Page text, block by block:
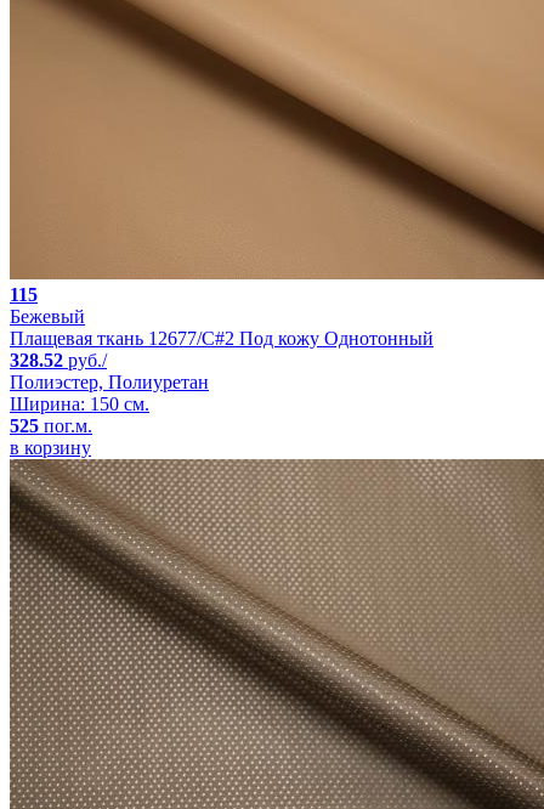
115
Бежевый
Плащевая ткань 12677/C#2 Под кожу Однотонный
328.52 руб./
Полиэстер, Полиуретан
Ширина: 150 см.
525 пог.м.
в корзину